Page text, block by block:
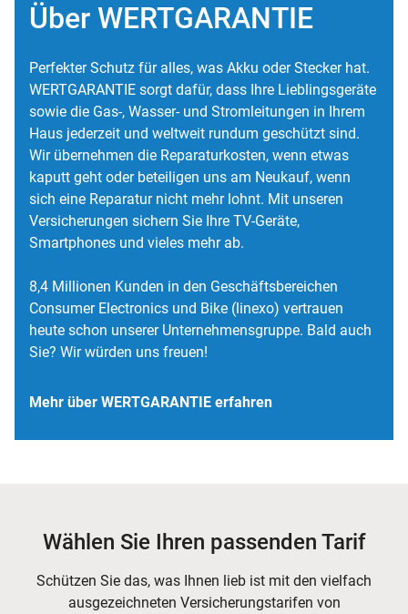
Über WERTGARANTIE
Perfekter Schutz für alles, was Akku oder Stecker hat.
WERTGARANTIE sorgt dafür, dass Ihre Lieblingsgeräte
sowie die Gas-, Wasser- und Stromleitungen in Ihrem
Haus jederzeit und weltweit rundum geschützt sind.
Wir übernehmen die Reparaturkosten, wenn etwas
kaputt geht oder beteiligen uns am Neukauf, wenn
sich eine Reparatur nicht mehr lohnt. Mit unseren
Versicherungen sichern Sie Ihre TV-Geräte,
Smartphones und vieles mehr ab.
8,4 Millionen Kunden in den Geschäftsbereichen
Consumer Electronics und Bike (linexo) vertrauen
heute schon unserer Unternehmensgruppe. Bald auch
Sie? Wir würden uns freuen!
Mehr über WERTGARANTIE erfahren
Wählen Sie Ihren passenden Tarif
Schützen Sie das, was Ihnen lieb ist mit den vielfach
ausgezeichneten Versicherungstarifen von